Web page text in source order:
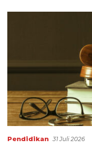
Pendidikan 31 Juli 2026